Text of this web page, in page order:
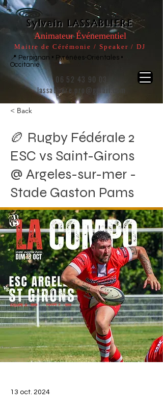
Sylvain LASSABLIERE
Animateur Événementiel
Maitre de Cérémonie / Speaker / DJ
06 52 43 90 03
lassabliere.pro@gmail.com
📍 Perpignan • Pyrénées-Orientales •
Occitanie
< Back
🏉 Rugby Fédérale 2
ESC vs Saint-Girons
@ Argeles-sur-mer -
Stade Gaston Pams
13 oct. 2024